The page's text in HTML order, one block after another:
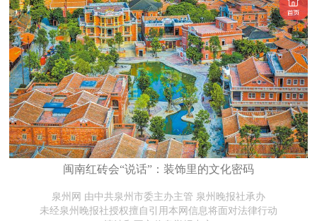
闽南红砖会“说话”：装饰里的文化密码
泉州网 由中共泉州市委主办主管 泉州晚报社承办
未经泉州晚报社授权擅自引用本网信息将面对法律行动